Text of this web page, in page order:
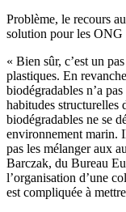
Problème, le recours
solution pour les ONG
« Bien sûr, c’est un pas
plastiques. En revanche
biodégradables n’a pas
habitudes structurelles
biodégradables ne se
environnement marin.
pas les mélangeraux
Barczak, du Bureau
l’organisation d’une
est compliquée à